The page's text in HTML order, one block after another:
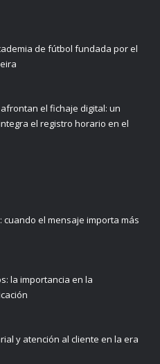
de fútbol fundada por el
el fichaje digital: un
el registro horario en el
el mensaje importa más
la importancia en la
y atención al cliente en la era